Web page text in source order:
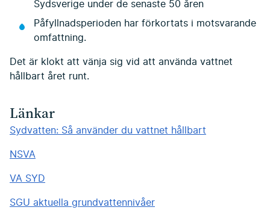
Sydsverige under de senaste 50 åren
Påfyllnadsperioden har förkortats i motsvarande
omfattning.
Det är klokt att vänja sig vid att använda vattnet
hållbart året runt.
Länkar
Sydvatten: Så använder du vattnet hållbart
NSVA
VA SYD
SGU aktuella grundvattennivåer